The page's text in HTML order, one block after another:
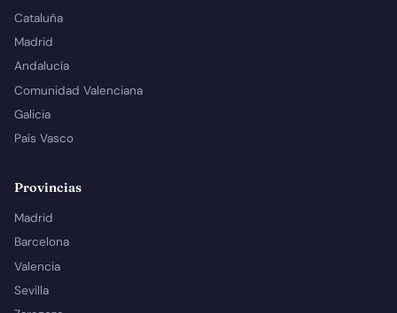
Cataluña
Madrid
Andalucía
Comunidad Valenciana
Galicia
País Vasco
Provincias
Madrid
Barcelona
Valencia
Sevilla